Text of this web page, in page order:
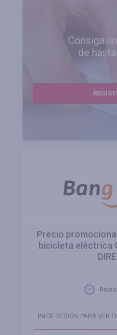
Consiga
de
Precio
bicicleta eléctrica
INICIE SESIÓN PARA VER